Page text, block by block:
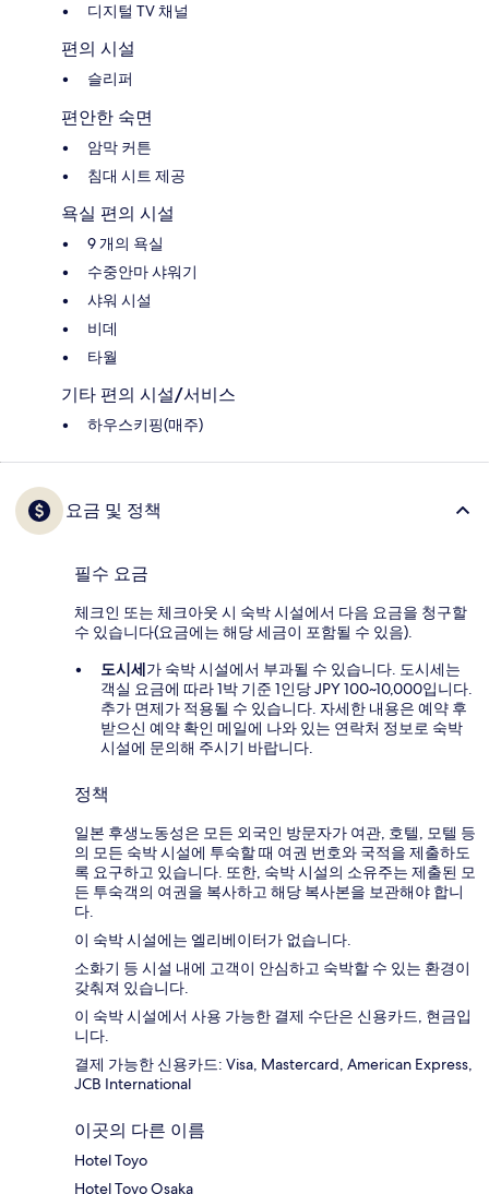
디지털 TV 채널
편의 시설
슬리퍼
편안한 숙면
암막 커튼
침대 시트 제공
욕실 편의 시설
9 개의 욕실
수중안마 샤워기
샤워 시설
비데
타월
기타 편의 시설/서비스
하우스키핑(매주)
요금 및 정책
필수 요금
체크인 또는 체크아웃 시 숙박 시설에서 다음 요금을 청구할
수 있습니다(요금에는 해당 세금이 포함될 수 있음).
도시세가 숙박 시설에서 부과될 수 있습니다. 도시세는
객실 요금에 따라 1박 기준 1인당 JPY 100~10,000입니다.
추가 면제가 적용될 수 있습니다. 자세한 내용은 예약 후
받으신 예약 확인 메일에 나와 있는 연락처 정보로 숙박
시설에 문의해 주시기 바랍니다.
정책
일본 후생노동성은 모든 외국인 방문자가 여관, 호텔, 모텔 등
의 모든 숙박 시설에 투숙할 때 여권 번호와 국적을 제출하도
록 요구하고 있습니다. 또한, 숙박 시설의 소유주는 제출된 모
든 투숙객의 여권을 복사하고 해당 복사본을 보관해야 합니
다.
이 숙박 시설에는 엘리베이터가 없습니다.
소화기 등 시설 내에 고객이 안심하고 숙박할 수 있는 환경이
갖춰져 있습니다.
이 숙박 시설에서 사용 가능한 결제 수단은 신용카드, 현금입
니다.
결제 가능한 신용카드: Visa, Mastercard, American Express,
JCB International
이곳의 다른 이름
Hotel Toyo
Hotel Toyo Osaka